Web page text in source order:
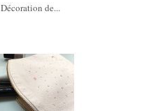
Décoration de...